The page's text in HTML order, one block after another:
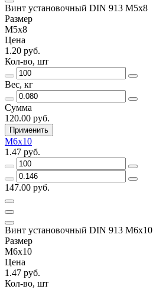
Винт установочный DIN 913 М5х8
Размер
М5х8
Цена
1.20 руб.
Кол-во, шт
Вес, кг
Сумма
120.00 руб.
Применить
М6х10
1.47 руб.
147.00 руб.
Винт установочный DIN 913 М6х10
Размер
М6х10
Цена
1.47 руб.
Кол-во, шт